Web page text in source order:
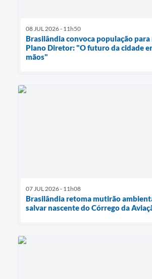
08 JUL 2026 - 11h50
Brasilândia convoca população
Plano Diretor: "O futuro da cidade
mãos"
07 JUL 2026 - 11h08
Brasilândia retoma mutirão
salvar nascente do Córrego da